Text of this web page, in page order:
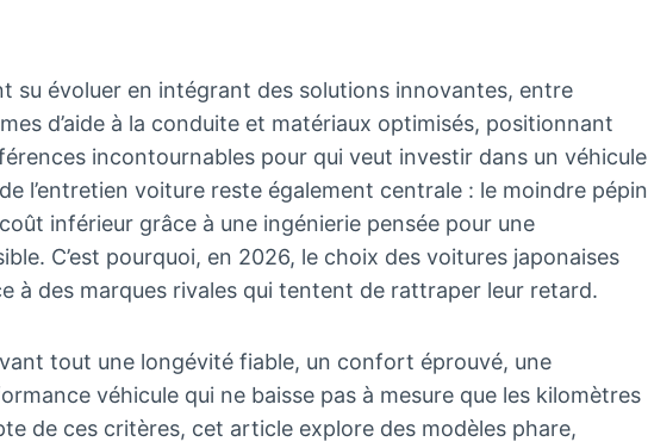
su évoluer en intégrant des solutions innovantes, entre
d’aide à la conduite et matériaux optimisés, positionnant
incontournables pour qui veut investir dans un véhicule
l’entretien voiture reste également centrale : le moindre pépin
inférieur grâce à une ingénierie pensée pour une
C’est pourquoi, en 2026, le choix des voitures japonaises
à des marques rivales qui tentent de rattraper leur retard.
tout une longévité fiable, un confort éprouvé, une
véhicule qui ne baisse pas à mesure que les kilomètres
de ces critères, cet article explore des modèles phare,